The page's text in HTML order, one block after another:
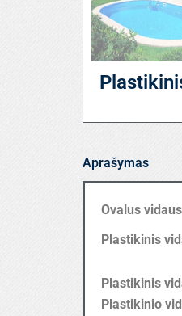
Aprašymas
Ovalus
Plastikinis
Plastikinis
Plastikinio